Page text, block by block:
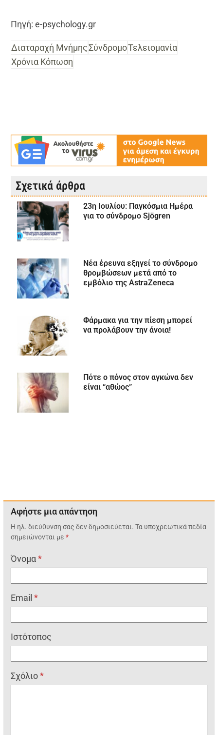
Πηγή: e-psychology.gr
Διαταραχή ΜνήμηςΣύνδρομοΤελειομανία
Χρόνια Κόπωση
Σχετικά άρθρα
23η Ιουλίου: Παγκόσμια Ημέρα
για το σύνδρομο Sjögren
Νέα έρευνα εξηγεί το σύνδρομο
θρομβώσεων μετά από το
εμβόλιο της AstraZeneca
Φάρμακα για την πίεση μπορεί
να προλάβουν την άνοια!
Πότε ο πόνος στον αγκώνα δεν
είναι “αθώος”
Αφήστε μια απάντηση
Η ηλ. διεύθυνση σας δεν δημοσιεύεται. Τα υποχρεωτικά πεδία
σημειώνονται με*
Όνομα*
Email*
Ιστότοπος
Σχόλιο*